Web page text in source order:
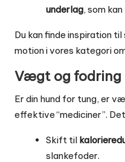
underlag, som
Du kan finde inspiration
motion i vores kategori
Vægt og fodring
Er din hund for tung, er
effektive “mediciner”.
Skift til
slankefoder.